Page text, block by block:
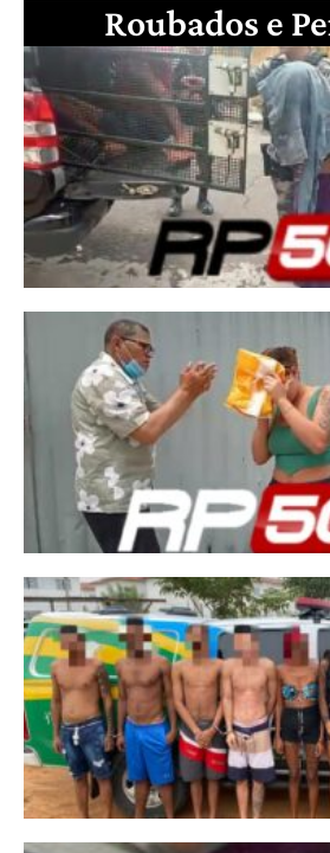
Roubados e